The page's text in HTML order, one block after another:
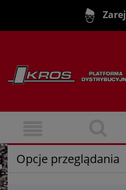
Opcje przeglądania